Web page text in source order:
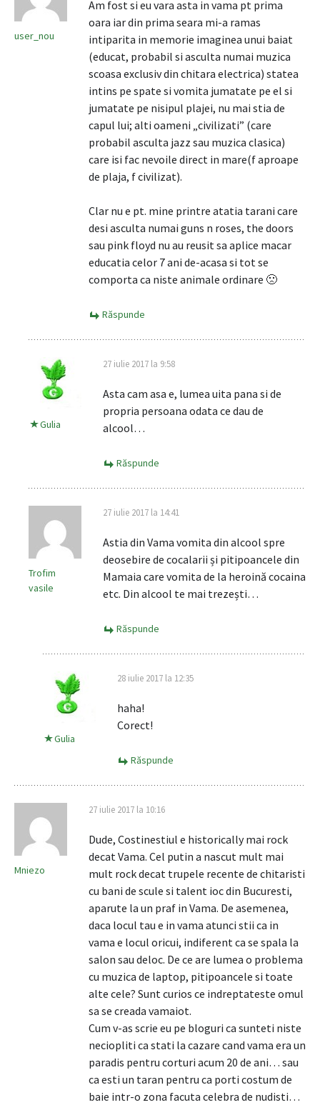
user_nou
Am fost si eu vara asta in vama pt prima
oara iar din prima seara mi-a ramas
intiparita in memorie imaginea unui baiat
(educat, probabil si asculta numai muzica
scoasa exclusiv din chitara electrica) statea
intins pe spate si vomita jumatate pe el si
jumatate pe nisipul plajei, nu mai stia de
capul lui; alti oameni „civilizati” (care
probabil asculta jazz sau muzica clasica)
care isi fac nevoile direct in mare(f aproape
de plaja, f civilizat).
Clar nu e pt. mine printre atatia tarani care
desi asculta numai guns n roses, the doors
sau pink floyd nu au reusit sa aplice macar
educatia celor 7 ani de-acasa si tot se
comporta ca niste animale ordinare 🙁
Răspunde
Gulia
27 iulie 2017 la 9:58
Asta cam asa e, lumea uita pana si de
propria persoana odata ce dau de
alcool…
Răspunde
Trofim
vasile
27 iulie 2017 la 14:41
Astia din Vama vomita din alcool spre
deosebire de cocalarii și pitipoancele din
Mamaia care vomita de la heroină cocaina
etc. Din alcool te mai trezești…
Răspunde
Gulia
28 iulie 2017 la 12:35
haha!
Corect!
Răspunde
Mniezo
27 iulie 2017 la 10:16
Dude, Costinestiul e historically mai rock
decat Vama. Cel putin a nascut mult mai
mult rock decat trupele recente de chitaristi
cu bani de scule si talent ioc din Bucuresti,
aparute la un praf in Vama. De asemenea,
daca locul tau e in vama atunci stii ca in
vama e locul oricui, indiferent ca se spala la
salon sau deloc. De ce are lumea o problema
cu muzica de laptop, pitipoancele si toate
alte cele? Sunt curios ce indreptateste omul
sa se creada vamaiot.
Cum v-as scrie eu pe bloguri ca sunteti niste
neciopliti ca stati la cazare cand vama era un
paradis pentru corturi acum 20 de ani… sau
ca esti un taran pentru ca porti costum de
baie intr-o zona facuta celebra de nudisti…